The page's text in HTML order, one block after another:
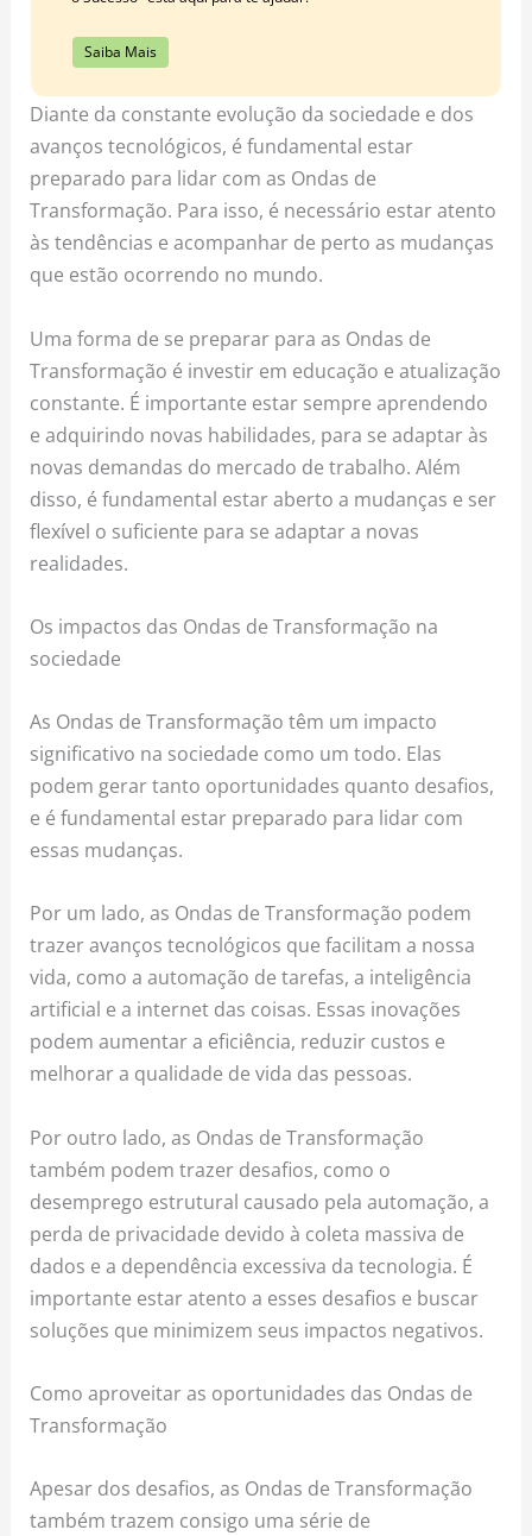
Saiba Mais
Diante da constante evolução da sociedade e dos
avanços tecnológicos, é fundamental estar
preparado para lidar com as Ondas de
Transformação. Para isso, é necessário estar atento
às tendências e acompanhar de perto as mudanças
que estão ocorrendo no mundo.
Uma forma de se preparar para as Ondas de
Transformação é investir em educação e atualização
constante. É importante estar sempre aprendendo
e adquirindo novas habilidades, para se adaptar às
novas demandas do mercado de trabalho. Além
disso, é fundamental estar aberto a mudanças e ser
flexível o suficiente para se adaptar a novas
realidades.
Os impactos das Ondas de Transformação na
sociedade
As Ondas de Transformação têm um impacto
significativo na sociedade como um todo. Elas
podem gerar tanto oportunidades quanto desafios,
e é fundamental estar preparado para lidar com
essas mudanças.
Por um lado, as Ondas de Transformação podem
trazer avanços tecnológicos que facilitam a nossa
vida, como a automação de tarefas, a inteligência
artificial e a internet das coisas. Essas inovações
podem aumentar a eficiência, reduzir custos e
melhorar a qualidade de vida das pessoas.
Por outro lado, as Ondas de Transformação
também podem trazer desafios, como o
desemprego estrutural causado pela automação, a
perda de privacidade devido à coleta massiva de
dados e a dependência excessiva da tecnologia. É
importante estar atento a esses desafios e buscar
soluções que minimizem seus impactos negativos.
Como aproveitar as oportunidades das Ondas de
Transformação
Apesar dos desafios, as Ondas de Transformação
também trazem consigo uma série de